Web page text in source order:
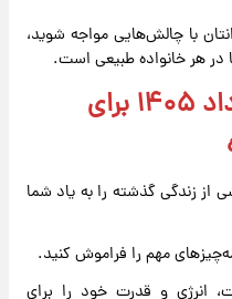
با چالش‌هایی مواجه شوید،
در هر خانواده طبیعی است.
فال روزانه در روز ۲۱ خرداد ۱۴۰۵ برای
از زندگی گذشته را به یاد شما
مهم را فراموش کنید.
انرژی و قدرت خود را برای